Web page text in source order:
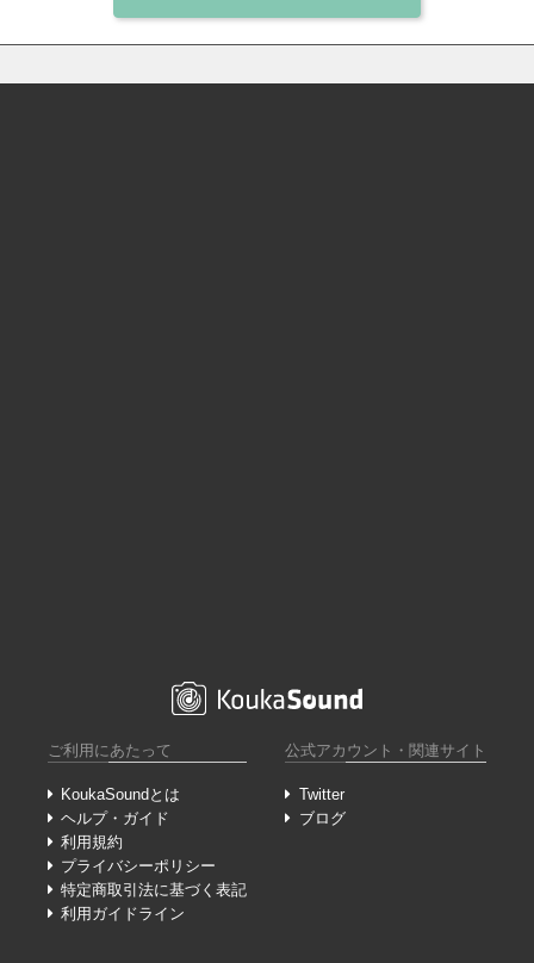
ご利用にあたって
KoukaSoundとは
ヘルプ・ガイド
利用規約
プライバシーポリシー
特定商取引法に基づく表記
利用ガイドライン
公式アカウント・関連サイト
Twitter
ブログ